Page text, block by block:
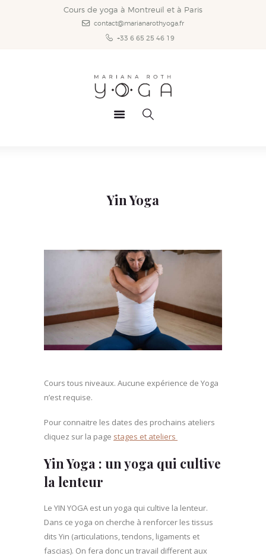
Cours de yoga à Montreuil et à Paris
contact@marianarothyoga.fr
+33 6 65 25 46 19
Yin Yoga
Accueil
Styles de yoga
Infos pratiques
Cours tous niveaux. Aucune expérience de Yoga
n’est requise.
Pour connaitre les dates des prochains ateliers
cliquez sur la page stages et ateliers
Yin Yoga : un yoga qui cultive
la lenteur
Le YIN YOGA est un yoga qui cultive la lenteur.
Dans ce yoga on cherche à renforcer les tissus
dits Yin (articulations, tendons, ligaments et
fascias). On fera donc un travail different aux